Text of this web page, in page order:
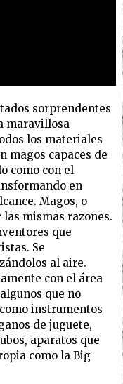
sorprendentes
maravillosa
los materiales
magos capaces de
como con el
en
Magos, o
mismas razones.
que
Se
al aire.
con el área
que no
instrumentos
de juguete,
aparatos que
como la Big